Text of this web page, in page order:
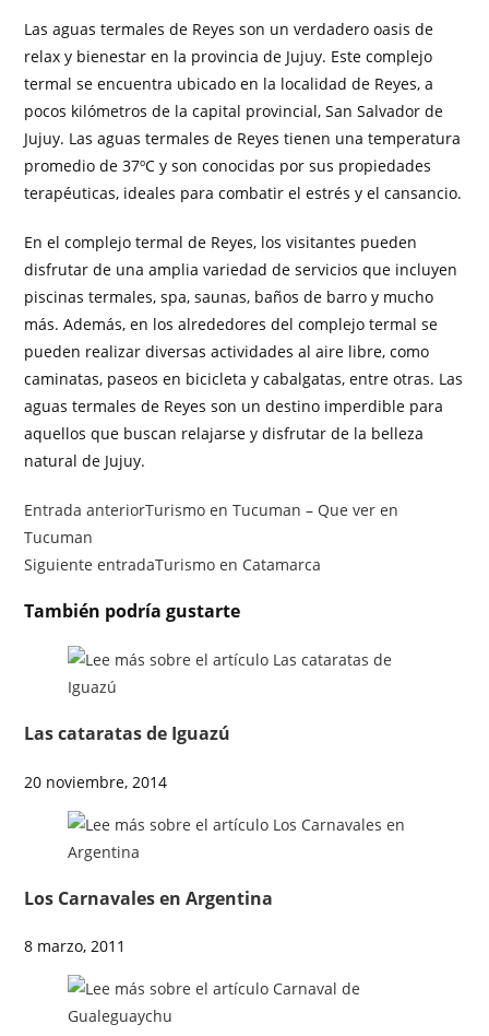
Las aguas termales de Reyes son un verdadero oasis de
relax y bienestar en la provincia de Jujuy. Este complejo
termal se encuentra ubicado en la localidad de Reyes, a
pocos kilómetros de la capital provincial, San Salvador de
Jujuy. Las aguas termales de Reyes tienen una temperatura
promedio de 37ºC y son conocidas por sus propiedades
terapéuticas, ideales para combatir el estrés y el cansancio.
En el complejo termal de Reyes, los visitantes pueden
disfrutar de una amplia variedad de servicios que incluyen
piscinas termales, spa, saunas, baños de barro y mucho
más. Además, en los alrededores del complejo termal se
pueden realizar diversas actividades al aire libre, como
caminatas, paseos en bicicleta y cabalgatas, entre otras. Las
aguas termales de Reyes son un destino imperdible para
aquellos que buscan relajarse y disfrutar de la belleza
natural de Jujuy.
Entrada anteriorTurismo en Tucuman – Que ver en
Tucuman
Siguiente entradaTurismo en Catamarca
También podría gustarte
Las cataratas de Iguazú
20 noviembre, 2014
Los Carnavales en Argentina
8 marzo, 2011